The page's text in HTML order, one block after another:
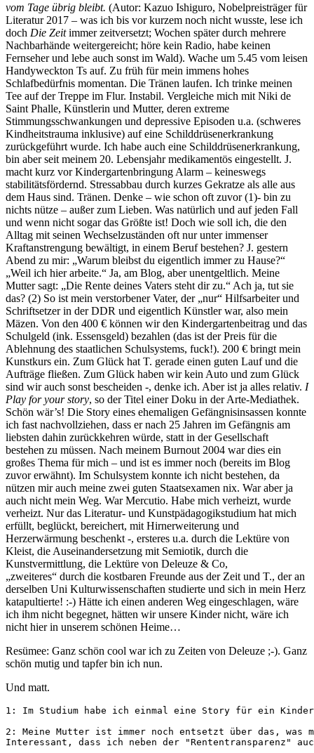
vom Tage übrig bleibt. (Autor: Kazuo Ishiguro, Nobelpreisträger für
Literatur 2017 – was ich bis vor kurzem noch nicht wusste, lese ich
doch Die Zeitimmer zeitversetzt; Wochen später durch mehrere
Nachbarhände weitergereicht; höre kein Radio, habe keinen
Fernseher und lebe auch sonst im Wald). Wache um 5.45 vom leisen
Handyweckton Ts auf. Zu früh für mein immens hohes
Schlafbedürfnis momentan. Die Tränen laufen. Ich trinke meinen
Tee auf der Treppe im Flur. Instabil. Vergleiche mich mit Niki de
Saint Phalle, Künstlerin und Mutter, deren extreme
Stimmungsschwankungen und depressive Episoden u.a. (schweres
Kindheitstrauma inklusive) auf eine Schilddrüsenerkrankung
zurückgeführt wurde. Ich habe auch eine Schilddrüsenerkrankung,
bin aber seit meinem 20. Lebensjahr medikamentös eingestellt. J.
macht kurz vor Kindergartenbringung Alarm – keineswegs
stabilitätsfördernd. Stressabbau durch kurzes Gekratze als alle aus
dem Haus sind. Tränen. Denke – wie schon oft zuvor (1)- bin zu
nichts nütze – außer zum Lieben. Was natürlich und auf jeden Fall
und wenn nicht sogar das Größte ist! Doch wie soll ich, die den
Alltag mit seinen Wechselzuständen oft nur unter immenser
Kraftanstrengung bewältigt, in einem Beruf bestehen? J. gestern
Abend zu mir: „Warum bleibst du eigentlich immer zu Hause?“
„Weil ich hier arbeite.“ Ja, am Blog, aber unentgeltlich. Meine
Mutter sagt: „Die Rente deines Vaters steht dir zu.“ Ach ja, tut sie
das? (2) So ist mein verstorbener Vater, der „nur“ Hilfsarbeiter und
Schriftsetzer in der DDR und eigentlich Künstler war, also mein
Mäzen. Von den 400 € können wir den Kindergartenbeitrag und das
Schulgeld (ink. Essensgeld) bezahlen (das ist der Preis für die
Ablehnung des staatlichen Schulsystems, fuck!). 200 € bringt mein
Kunstkurs ein. Zum Glück hat T. gerade einen guten Lauf und die
Aufträge fließen. Zum Glück haben wir kein Auto und zum Glück
sind wir auch sonst bescheiden -, denke ich. Aber ist ja alles relativ. I
Play for your story, so der Titel einer Doku in der Arte-Mediathek.
Schön wär’s! Die Story eines ehemaligen Gefängnisinsassen konnte
ich fast nachvollziehen, dass er nach 25 Jahren im Gefängnis am
liebsten dahin zurückkehren würde, statt in der Gesellschaft
bestehen zu müssen. Nach meinem Burnout 2004 war dies ein
großes Thema für mich – und ist es immer noch (bereits im Blog
zuvor erwähnt). Im Schulsystem konnte ich nicht bestehen, da
nützen mir auch meine zwei guten Staatsexamen nix. War aber ja
auch nicht mein Weg. War Mercutio. Habe mich verheizt, wurde
verheizt. Nur das Literatur- und Kunstpädagogikstudium hat mich
erfüllt, beglückt, bereichert, mit Hirnerweiterung und
Herzerwärmung beschenkt -, ersteres u.a. durch die Lektüre von
Kleist, die Auseinandersetzung mit Semiotik, durch die
Kunstvermittlung, die Lektüre von Deleuze & Co,
„zweiteres“ durch die kostbaren Freunde aus der Zeit und T., der an
derselben Uni Kulturwissenschaften studierte und sich in mein Herz
katapultierte! :-) Hätte ich einen anderen Weg eingeschlagen, wäre
ich ihm nicht begegnet, hätten wir unsere Kinder nicht, wäre ich
nicht hier in unserem schönen Heime…
Resümee: Ganz schön cool war ich zu Zeiten von Deleuze ;-). Ganz
schön mutig und tapfer bin ich nun.
Und matt.
1: Im Studium habe ich einmal eine Story für ein
2: Meine Mutter ist immer noch entsetzt über das,
Interessant, dass ich neben der "Rententransparenz"